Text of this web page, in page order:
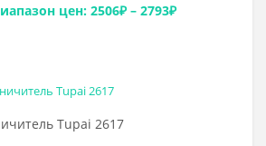
цен: 2506₽ – 2793₽
Tupai 2617
Выбрать >